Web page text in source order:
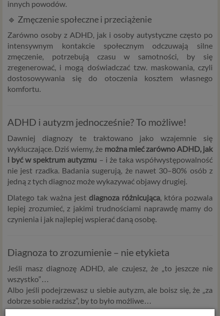
innych powodów.
🔹 Zmęczenie społeczne i przeciążenie
Zarówno osoby z ADHD, jak i osoby autystyczne często po
intensywnym kontakcie społecznym odczuwają silne
zmęczenie, potrzebują czasu w samotności, by się
zregenerować, i mogą doświadczać tzw. maskowania, czyli
dostosowywania się do otoczenia kosztem własnego
komfortu.
ADHD i autyzm jednocześnie? To możliwe!
Dawniej diagnozy te traktowano jako wzajemnie się
wykluczające. Dziś wiemy, że można mieć zarówno ADHD, jak
i być w spektrum autyzmu – i że taka współwystępowalność
nie jest rzadka. Badania sugerują, że nawet 30–80% osób z
jedną z tych diagnoz może wykazywać objawy drugiej.
Dlatego tak ważna jest diagnoza różnicująca, która pozwala
lepiej zrozumieć, z jakimi trudnościami naprawdę mamy do
czynienia i jak najlepiej wspierać daną osobę.
Diagnoza to zrozumienie – nie etykieta
Jeśli masz diagnozę ADHD, ale czujesz, że „to jeszcze nie
wszystko”…
Albo jeśli podejrzewasz u siebie autyzm, ale boisz się, że „za
dobrze sobie radzisz”, by to było możliwe…
– warto przyjrzeć się sobie bliżej.